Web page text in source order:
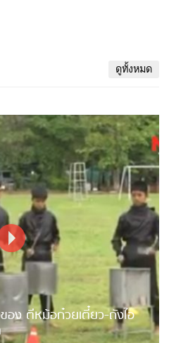
ดูทั้งหมด
อง ตีหม้อก๋วยเตี๋ยว-ถังไอ